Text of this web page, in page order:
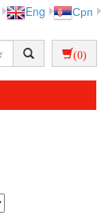
Eng Срп
(0)